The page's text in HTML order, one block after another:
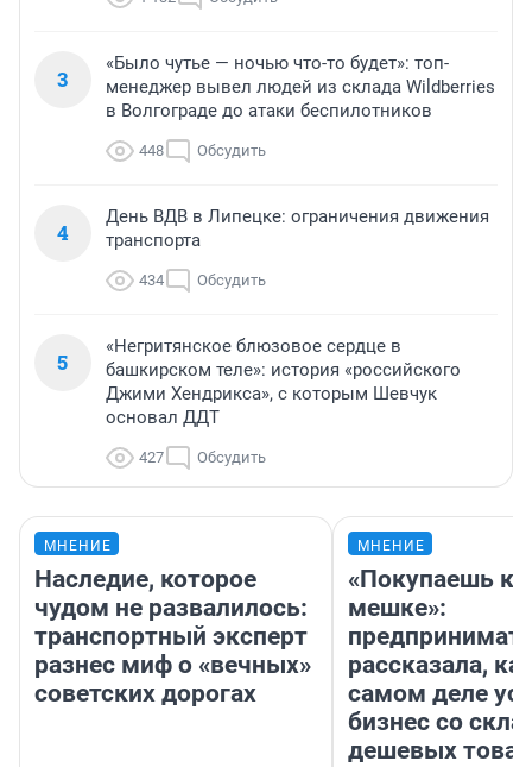
3
«Было чутье — ночью что-то будет»: топ-
менеджер вывел людей из склада Wildberries
в Волгограде до атаки беспилотников
448 Обсудить
4
День ВДВ в Липецке: ограничения движения
транспорта
434 Обсудить
5
«Негритянское блюзовое сердце в
башкирском теле»: история «российского
Джими Хендрикса», с которым Шевчук
основал ДДТ
427 Обсудить
МНЕНИЕ
Наследие, которое
чудом не развалилось:
транспортный эксперт
разнес миф о «вечных»
советских дорогах
МНЕНИЕ
«Покупаешь
мешке»:
рассказала,
самом деле
бизнес со
дешевых